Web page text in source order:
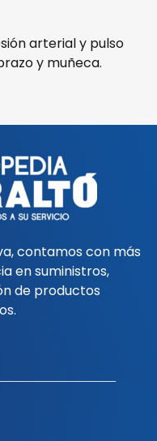
arterial y pulso
y muñeca.
contamos con más
en suministros,
de productos